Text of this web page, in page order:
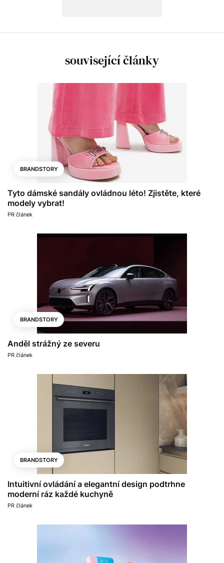
související články
BRANDSTORY
Tyto dámské sandály ovládnou léto! Zjistěte, které
modely vybrat!
PR článek
BRANDSTORY
Anděl strážný ze severu
PR článek
BRANDSTORY
Intuitivní ovládání a elegantní design podtrhne
moderní ráz každé kuchyně
PR článek